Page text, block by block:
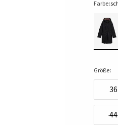
Farbe:
Größe:
36
44